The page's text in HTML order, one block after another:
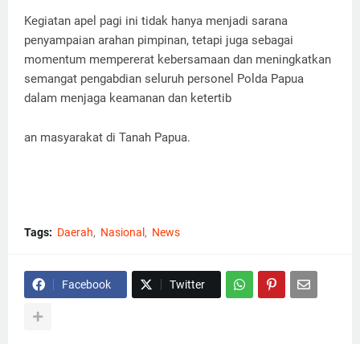
Kegiatan apel pagi ini tidak hanya menjadi sarana
penyampaian arahan pimpinan, tetapi juga sebagai
momentum mempererat kebersamaan dan meningkatkan
semangat pengabdian seluruh personel Polda Papua
dalam menjaga keamanan dan ketertib
an masyarakat di Tanah Papua.
Tags: Daerah Nasional News
Facebook Twitter